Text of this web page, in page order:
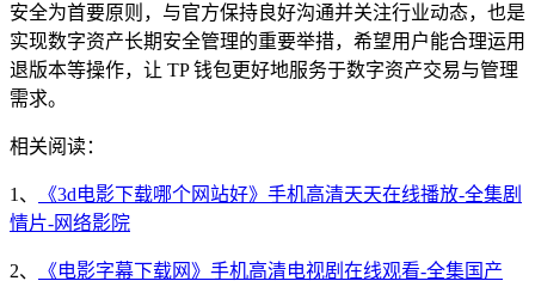
安全为首要原则，与官方保持良好沟通并关注行业动态，也是
实现数字资产长期安全管理的重要举措，希望用户能合理运用
退版本等操作，让 TP 钱包更好地服务于数字资产交易与管理
需求。
相关阅读：
1、
《3d电影下载哪个网站好》手机高清天天在线播放-全集剧
情片-网络影院
2、
《电影字幕下载网》手机高清电视剧在线观看-全集国产